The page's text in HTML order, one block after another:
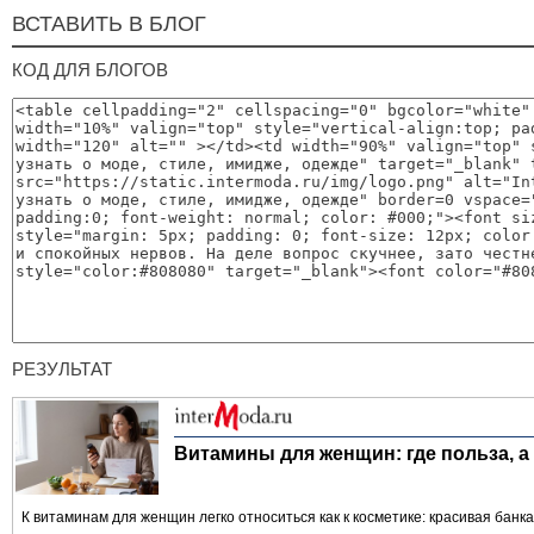
ВСТАВИТЬ В БЛОГ
КОД ДЛЯ БЛОГОВ
РЕЗУЛЬТАТ
Витамины для женщин: где польза, а
К витаминам для женщин легко относиться как к косметике: красивая